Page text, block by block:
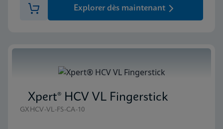
Explorer dès maintenant
Xpert® HCV VL Fingerstick
GXHCV-VL-FS-CA-10